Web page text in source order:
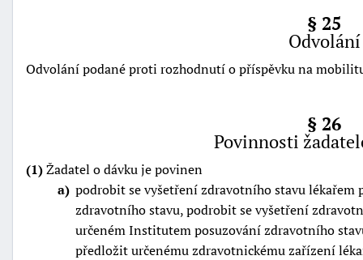
§ 25
Odvolání
Odvolání podané proti rozhodnutí o příspěvku na
§ 26
Povinnosti
(1)Žadatel o dávku je povinen
a podrobit se vyšetření zdravotního stavu
zdravotního stavu, podrobit se vyšetření
určeném Institutem posuzování zdravotního
předložit určenému zdravotnickému zařízení